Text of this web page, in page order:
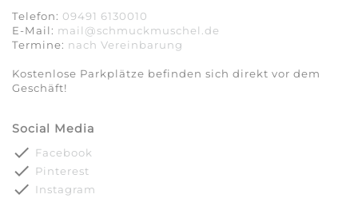
Telefon: 09491 6130010
E-Mail: mail@schmuckmuschel.de
Termine: nach Vereinbarung​​​​​​​
Kostenlose Parkplätze befinden sich direkt vor dem
Geschäft!
Social Media
done Facebook
done Pinterest
done Instagram